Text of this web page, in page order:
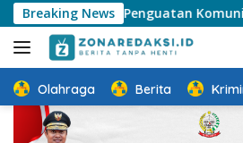
Langsung
ke
konten
Breaking News
Penguatan Komunikasi Hadapi
Olahraga Berita